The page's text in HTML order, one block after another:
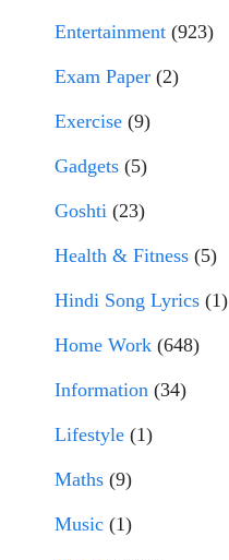
Entertainment (923)
Exam Paper (2)
Exercise (9)
Gadgets (5)
Goshti (23)
Health & Fitness (5)
Hindi Song Lyrics (1)
Home Work (648)
Information (34)
Lifestyle (1)
Maths (9)
Music (1)